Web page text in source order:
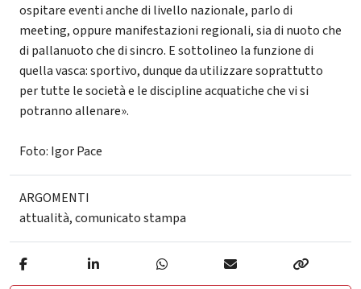
ospitare eventi anche di livello nazionale, parlo di
meeting, oppure manifestazioni regionali, sia di nuoto che
di pallanuoto che di sincro. E sottolineo la funzione di
quella vasca: sportivo, dunque da utilizzare soprattutto
per tutte le società e le discipline acquatiche che vi si
potranno allenare».
Foto: Igor Pace
ARGOMENTI
attualità,comunicato stampa